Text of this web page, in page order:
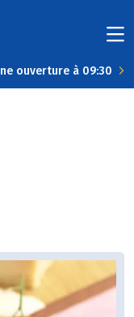
ouverture à 09:30